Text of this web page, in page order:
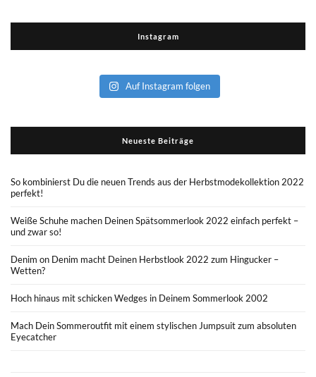
Instagram
Auf Instagram folgen
Neueste Beiträge
So kombinierst Du die neuen Trends aus der Herbstmodekollektion 2022
perfekt!
Weiße Schuhe machen Deinen Spätsommerlook 2022 einfach perfekt –
und zwar so!
Denim on Denim macht Deinen Herbstlook 2022 zum Hingucker –
Wetten?
Hoch hinaus mit schicken Wedges in Deinem Sommerlook 2002
Mach Dein Sommeroutfit mit einem stylischen Jumpsuit zum absoluten
Eyecatcher